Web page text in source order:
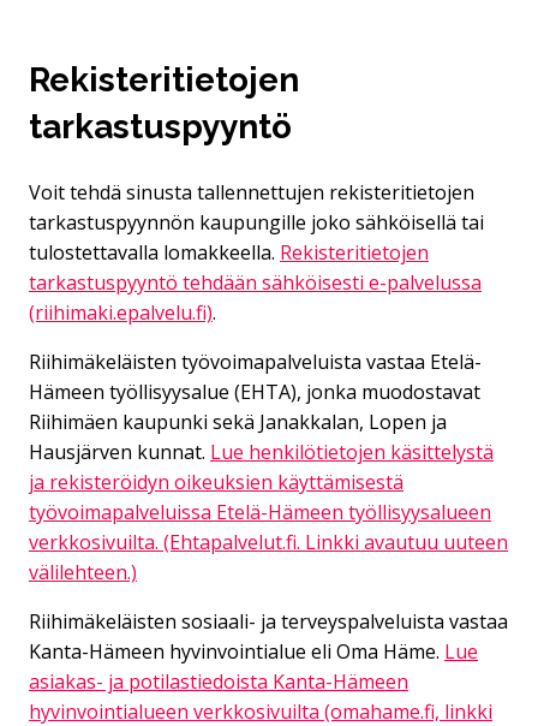
Rekisteritietojen
tarkastuspyyntö
Voit tehdä sinusta tallennettujen rekisteritietojen
tarkastuspyynnön kaupungille joko sähköisellä tai
tulostettavalla lomakkeella. Rekisteritietojen
tarkastuspyyntö tehdään sähköisesti e-palvelussa
(riihimaki.epalvelu.fi).
Riihimäkeläisten työvoimapalveluista vastaa Etelä-
Hämeen työllisyysalue (EHTA), jonka muodostavat
Riihimäen kaupunki sekä Janakkalan, Lopen ja
Hausjärven kunnat. Lue henkilötietojen käsittelystä
ja rekisteröidyn oikeuksien käyttämisestä
työvoimapalveluissa Etelä-Hämeen työllisyysalueen
verkkosivuilta. (Ehtapalvelut.fi. Linkki avautuu uuteen
välilehteen.)
Riihimäkeläisten sosiaali- ja terveyspalveluista vastaa
Kanta-Hämeen hyvinvointialue eli Oma Häme. Lue
asiakas- ja potilastiedoista Kanta-Hämeen
hyvinvointialueen verkkosivuilta (omahame.fi, linkki